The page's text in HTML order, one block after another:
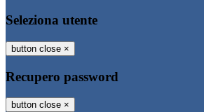
Seleziona utente
button close ×
Recupero password
button close ×